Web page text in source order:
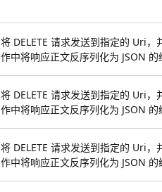
将 DELETE 请求发送到指定的 Uri，
作中将响应正文反序列化为 JSON 的
将 DELETE 请求发送到指定的 Uri，
作中将响应正文反序列化为 JSON 的
将 DELETE 请求发送到指定的 Uri，
作中将响应正文反序列化为 JSON 的